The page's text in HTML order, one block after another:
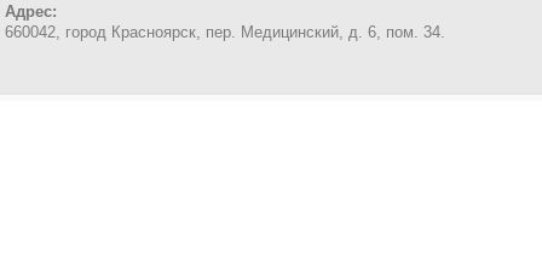
Адрес:
660042, город Красноярск, пер. Медицинский, д. 6, пом. 34.